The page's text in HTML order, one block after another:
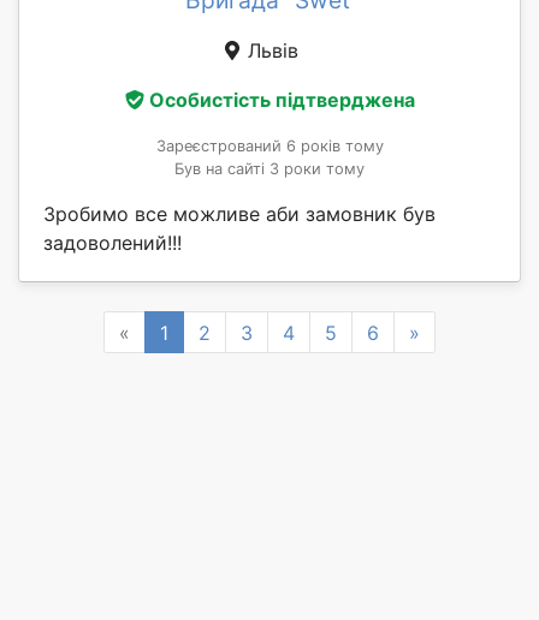
Львів
Особистість підтверджена
Зареєстрований 6 років тому
Був на сайті 3 роки тому
Зробимо все можливе аби замовник був
задоволений!!!
« Previous
1 2 3 4 5 6 »